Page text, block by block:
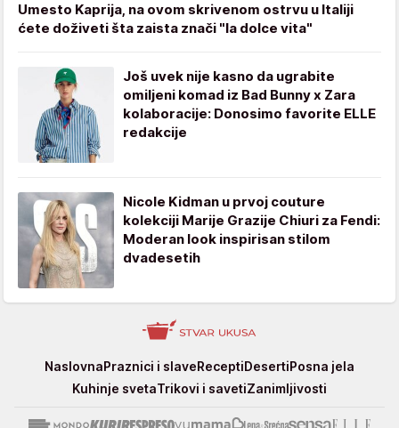
Umesto Kaprija, na ovom skrivenom ostrvu u Italiji
ćete doživeti šta zaista znači "la dolce vita"
Još uvek nije kasno da ugrabite
omiljeni komad iz Bad Bunny x Zara
kolaboracije: Donosimo favorite ELLE
redakcije
Nicole Kidman u prvoj couture
kolekciji Marije Grazije Chiuri za Fendi:
Moderan look inspirisan stilom
dvadesetih
StvarNaslovnaPraznici i slaveReceptiDesertiPosna jela
Kuhinje svetaTrikovi i savetiZanimljivosti